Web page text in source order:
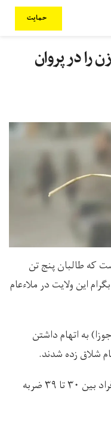
حمایت
را در پروان
که طالبان پنج تن
این ولایت در ملاءعام
این افراد امروز (پنج‌شنبه، ۱۴ جوزا) به اتهام داشتن
شلاق زده شدند.
به گفته‌ی منبع رسانه‌ی رخشانه، این افراد بین ۳۰ تا ۳۹ ضربه